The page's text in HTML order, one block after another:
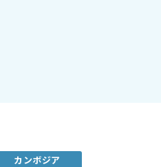
カンボジア